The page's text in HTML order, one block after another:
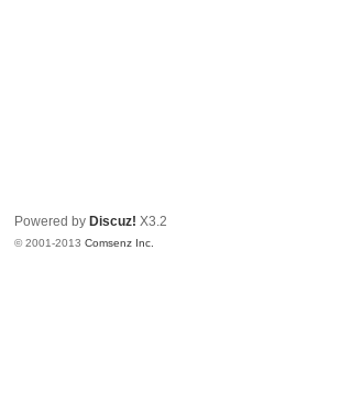
Powered by Discuz! X3.2
© 2001-2013Comsenz Inc.